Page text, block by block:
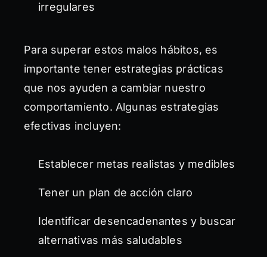
irregulares
Para superar estos malos hábitos, es
importante tener estrategias prácticas
que nos ayuden a cambiar nuestro
comportamiento. Algunas estrategias
efectivas incluyen:
Establecer metas realistas y medibles
Tener un plan de acción claro
Identificar desencadenantes y buscar
alternativas más saludables